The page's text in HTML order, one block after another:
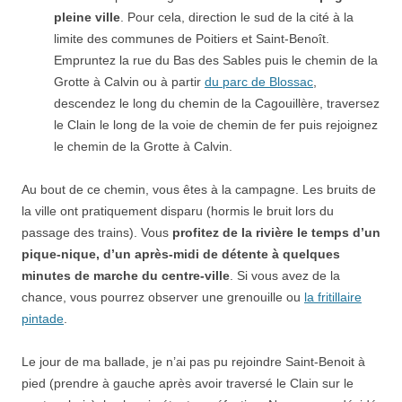
pleine ville . Pour cela, direction le sud de la cité à la
limite des communes de Poitiers et Saint-Benoît.
Empruntez la rue du Bas des Sables puis le chemin de la
Grotte à Calvin ou à partir du parc de Blossac
descendez le long du chemin de la Cagouillère, traversez
le Clain le long de la voie de chemin de fer puis rejoignez
le chemin de la Grotte à Calvin.
Au bout de ce chemin, vous êtes à la campagne. Les bruits de
la ville ont pratiquement disparu (hormis le bruit lors du
passage des trains). Vous profitez de la rivière le temps d’un
pique-nique, d’un après-midi de détente à quelques
minutes de marche du centre-ville . Si vous avez de la
chance, vous pourrez observer une grenouille ou la fritillaire
pintade
Le jour de ma ballade, je n’ai pas pu rejoindre Saint-Benoit à
pied (prendre à gauche après avoir traversé le Clain sur le